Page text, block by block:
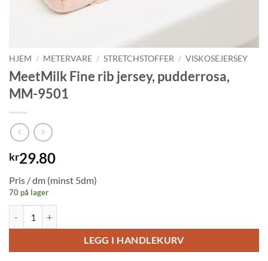
HJEM / METERVARE / STRETCHSTOFFER / VISKOSEJERSEY
MeetMilk Fine rib jersey, pudderrosa,
MM-9501
kr29.80
Pris / dm (minst 5dm)
70 på lager
LEGG I HANDLEKURV